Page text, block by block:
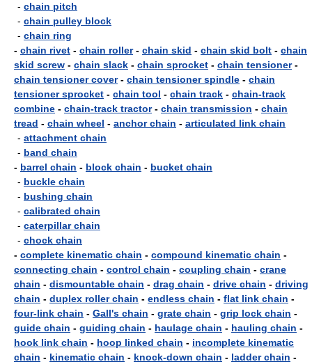
- chain pitch
- chain pulley block
- chain ring
- chain rivet - chain roller- chain skid - chain skid bolt - chain
skid screw - chain slack - chain sprocket - chain tensioner-
chain tensioner cover- chain tensioner spindle - chain
tensioner sprocket - chain tool - chain track - chain-track
combine - chain-track tractor- chain transmission - chain
tread - chain wheel - anchor chain - articulated link chain
- attachment chain
- band chain
- barrel chain - block chain - bucket chain
- buckle chain
- bushing chain
- calibrated chain
- caterpillar chain
- chock chain
- complete kinematic chain - compound kinematic chain -
connecting chain - control chain - coupling chain - crane
chain - dismountable chain - drag chain - drive chain - driving
chain - duplex roller chain - endless chain - flat link chain -
four-link chain - Gall's chain - grate chain - grip lock chain -
guide chain - guiding chain - haulage chain - hauling chain -
hook link chain - hoop linked chain - incomplete kinematic
chain - kinematic chain - knock-down chain - ladder chain -